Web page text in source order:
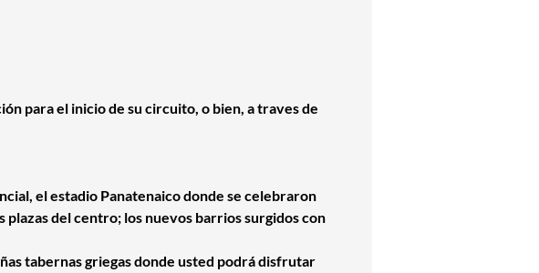
para el inicio de su circuito, o bien, a traves de
el estadio Panatenaico donde se celebraron
del centro; los nuevos barrios surgidos con
tabernas griegas donde usted podrá disfrutar